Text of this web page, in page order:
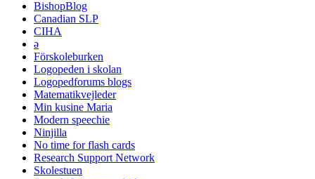
BishopBlog
Canadian SLP
CIHA
ə
Förskoleburken
Logopeden i skolan
Logopedforums blogs
Matematikvejleder
Min kusine Maria
Modern speechie
Ninjilla
No time for flash cards
Research Support Network
Skolestuen